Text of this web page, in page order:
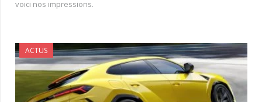
voici nos impressions.
ACTUS